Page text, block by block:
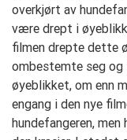
overkjørt av
være drept i
filmen drepte dette
ombestemte seg
øyeblikket, om enn
engang i den nye
hundefangeren,